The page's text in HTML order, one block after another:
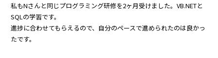
私もNさんと同じプログラミング研修を2ヶ月受けました。VB.NETと
SQLの学習です。
進捗に合わせてもらえるので、自分のペースで進められたのは良かっ
たです。